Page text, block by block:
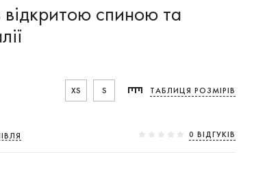
відкритою спиною та
XS S ТАБЛИЦЯ РОЗМІРІВ
0 ВIДГУКIВ